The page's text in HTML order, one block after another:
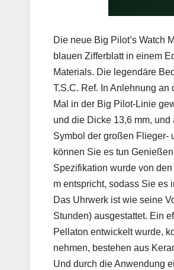
Die neue Big Pilot’s Watch
blauen Zifferblatt in einem
Materials. Die legendäre
T.S.C. Ref. In Anlehnung
Mal in der Big Pilot-Linie
und die Dicke 13,6 mm,
Symbol der großen Flieger-
können Sie es tun
Spezifikation wurde von
m entspricht, sodass Sie es
Das Uhrwerk ist wie seine
Stunden) ausgestattet. Ein
Pellaton entwickelt wurde,
nehmen, bestehen aus
Und durch die Anwendung